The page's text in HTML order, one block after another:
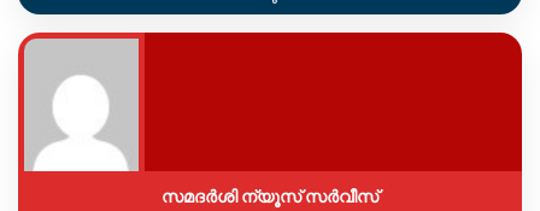
സമദർശി ന്യൂസ് സർവീസ്